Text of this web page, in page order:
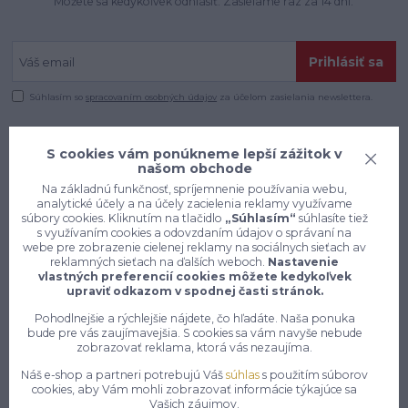
Prihlásiť sa
Súhlasím sospracovaním osobných údajov za účelom zasielania newslettera.
Konečne e-shop, kde nemusíte
vyberať medzi kvalitou a cenou,
pracovné aj voľnočasové oblečenie
S cookies vám ponúkneme lepší zážitok v
našom obchode
Na základnú funkčnosť, spríjemnenie používania webu,
analytické účely a na účely zacielenia reklamy využívame
súbory cookies. Kliknutím na tlačidlo „Súhlasím“ súhlasíte tiež
s využívaním cookies a odovzdaním údajov o správaní na
webe pre zobrazenie cielenej reklamy na sociálnych sieťach av
reklamných sieťach na ďalších weboch. Nastavenie
vlastných preferencií cookies môžete kedykoľvek
upraviť odkazom v spodnej časti stránok.
Pohodlnejšie a rýchlejšie nájdete, čo hľadáte. Naša ponuka
bude pre vás zaujímavejšia. S cookies sa vám navyše nebude
zobrazovať reklama, ktorá vás nezaujíma.
Náš e-shop a partneri potrebujú Vášsúhlas s použitím súborov
cookies, aby Vám mohli zobrazovať informácie týkajúce sa
Vašich záujmov.